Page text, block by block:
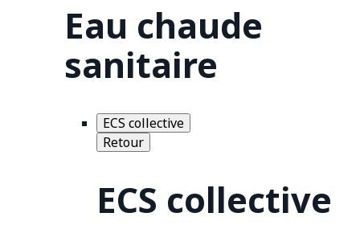
Eau chaude
sanitaire
ECS collective
Retour
ECS collective